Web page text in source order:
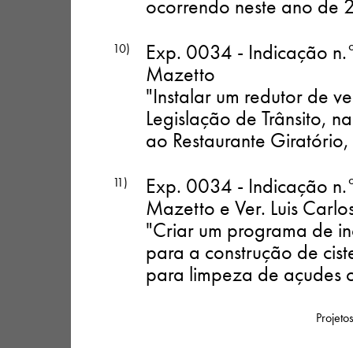
ocorrendo neste ano de
10)
Exp. 0034 - Indicação
Mazetto
"Instalar um redutor de
Legislação de Trânsito,
ao Restaurante
11)
Exp. 0034 - Indicação
Mazetto e Ver. Luis
"Criar um programa de
para a construção de
para limpeza de açudes